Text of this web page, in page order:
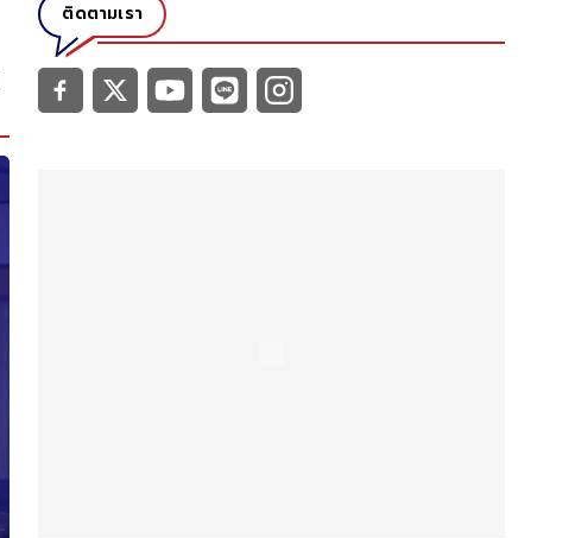
ติดตามเรา